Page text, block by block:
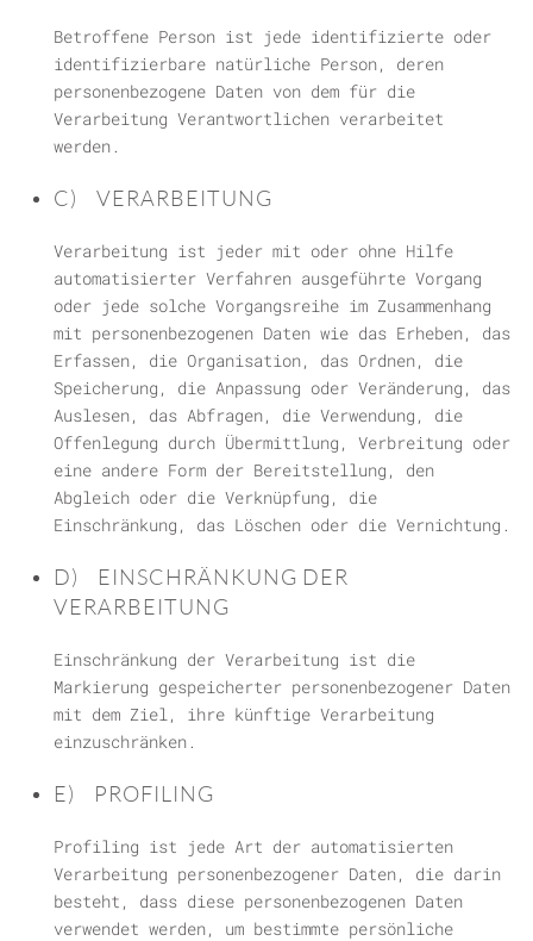
Betroffene Person ist jede identifizierte oder
identifizierbare natürliche Person, deren
personenbezogene Daten von dem für die
Verarbeitung Verantwortlichen verarbeitet
werden.
C) VERARBEITUNG
Verarbeitung ist jeder mit oder ohne Hilfe
automatisierter Verfahren ausgeführte Vorgang
oder jede solche Vorgangsreihe im Zusammenhang
mit personenbezogenen Daten wie das Erheben, das
Erfassen, die Organisation, das Ordnen, die
Speicherung, die Anpassung oder Veränderung, das
Auslesen, das Abfragen, die Verwendung, die
Offenlegung durch Übermittlung, Verbreitung oder
eine andere Form der Bereitstellung, den
Abgleich oder die Verknüpfung, die
Einschränkung, das Löschen oder die Vernichtung.
D) EINSCHRÄNKUNG DER
VERARBEITUNG
Einschränkung der Verarbeitung ist die
Markierung gespeicherter personenbezogener Daten
mit dem Ziel, ihre künftige Verarbeitung
einzuschränken.
E) PROFILING
Profiling ist jede Art der automatisierten
Verarbeitung personenbezogener Daten, die darin
besteht, dass diese personenbezogenen Daten
verwendet werden, um bestimmte persönliche